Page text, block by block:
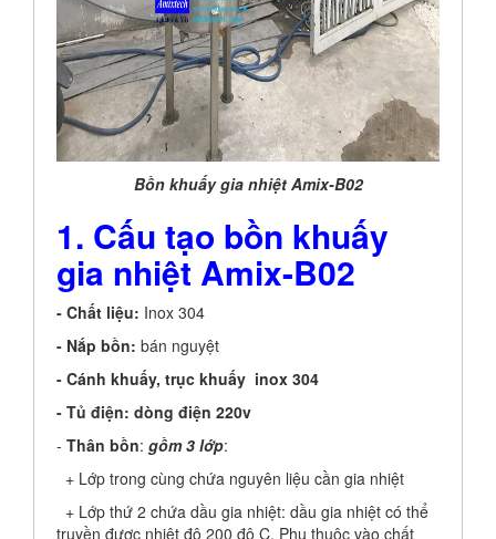
Bồn khuấy gia nhiệt Amix-B02
1. Cấu tạo bồn khuấy
gia nhiệt Amix-B02
- Chất liệu: Inox 304
- Nắp bồn: bán nguyệt
- Cánh khuấy, trục khuấy inox 304
- Tủ điện: dòng điện 220v
- Thân bồn: gồm 3 lớp:
+ Lớp trong cùng chứa nguyên liệu cần gia nhiệt
+ Lớp thứ 2 chứa dầu gia nhiệt: dầu gia nhiệt có thể
truyền được nhiệt độ 200 độ C, Phụ thuộc vào chất